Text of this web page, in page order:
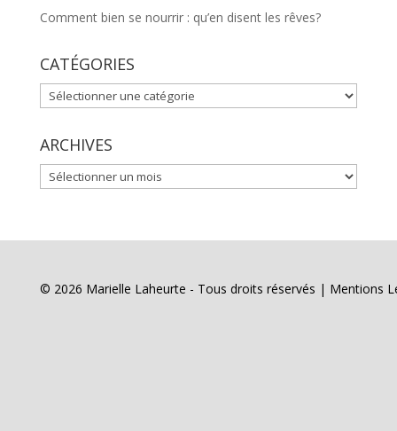
Comment bien se nourrir : qu’en disent les rêves?
CATÉGORIES
CATÉGORIES
ARCHIVES
ARCHIVES
© 2026 Marielle Laheurte - Tous droits réservés | Mentions